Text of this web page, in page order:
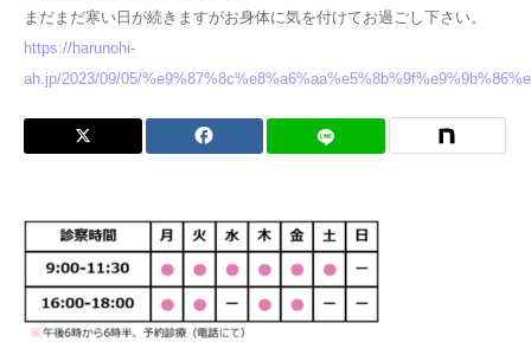
まだまだ寒い日が続きますがお身体に気を付けてお過ごし下さい。
https://harunohi-
ah.jp/2023/09/05/